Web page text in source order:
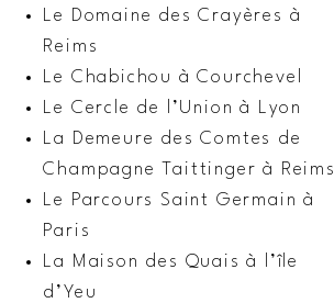
Le Domaine des Crayères à
Reims
Le Chabichou à Courchevel
Le Cercle de l’Union à Lyon
La Demeure des Comtes de
Champagne Taittinger à Reims
Le Parcours Saint Germain à
Paris
La Maison des Quais à l’île
d’Yeu